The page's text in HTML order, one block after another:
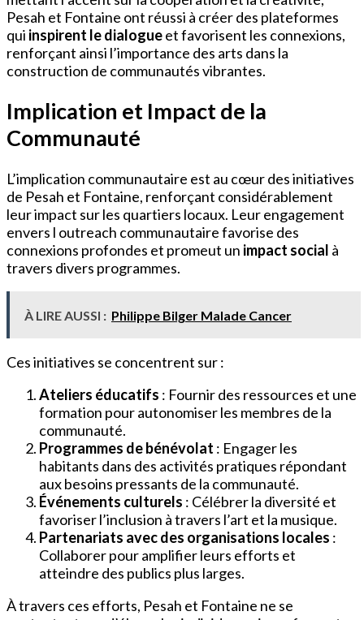
Pesah et Fontaine ont réussi à créer des plateformes
qui inspirent le dialogueet favorisent les connexions,
renforçant ainsi l’importance des arts dans la
construction de communautés vibrantes.
Implication et Impact de la
Communauté
L’implication communautaire est au cœur des initiatives
de Pesah et Fontaine, renforçant considérablement
leur impact sur les quartiers locaux. Leur engagement
envers l outreach communautaire favorise des
connexions profondes et promeut un impact social à
travers divers programmes.
À LIRE AUSSI : Philippe Bilger Malade Cancer
Ces initiatives se concentrent sur :
Ateliers éducatifs : Fournir des ressources et une
formation pour autonomiser les membres de la
communauté.
Programmes de bénévolat : Engager les
habitants dans des activités pratiques répondant
aux besoins pressants de la communauté.
Événements culturels : Célébrer la diversité et
favoriser l’inclusion à travers l’art et la musique.
Partenariats avec des organisations locales :
Collaborer pour amplifier leurs efforts et
atteindre des publics plus larges.
À travers ces efforts, Pesah et Fontaine ne se